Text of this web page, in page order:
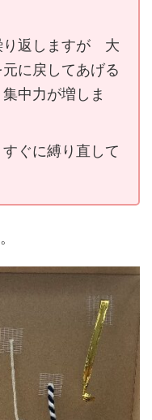
り返しますが 大
に戻してあげる
中力が増しま
ぐに縛り直して